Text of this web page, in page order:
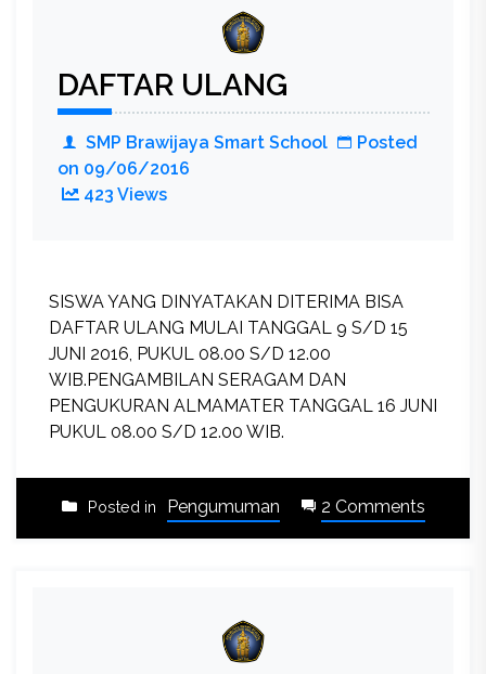
DAFTAR ULANG
SMP Brawijaya Smart School
Posted
on 09/06/2016
423 Views
SISWA YANG DINYATAKAN DITERIMA BISA
DAFTAR ULANG MULAI TANGGAL 9 S/D 15
JUNI 2016, PUKUL 08.00 S/D 12.00
WIB.PENGAMBILAN SERAGAM DAN
PENGUKURAN ALMAMATER TANGGAL 16 JUNI
PUKUL 08.00 S/D 12.00 WIB.
Posted in Pengumuman 2 Comments